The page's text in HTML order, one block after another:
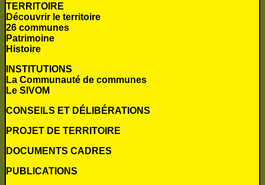
TERRITOIRE
Découvrir le territoire
26 communes
Patrimoine
Histoire
INSTITUTIONS
La Communauté de communes
Le SIVOM
CONSEILS ET DÉLIBÉRATIONS
PROJET DE TERRITOIRE
DOCUMENTS CADRES
PUBLICATIONS